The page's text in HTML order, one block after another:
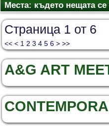
Места: където нещата се
Страница 1 от 6
<< < 1 2 3 4 5 6 > >>
A&G ART